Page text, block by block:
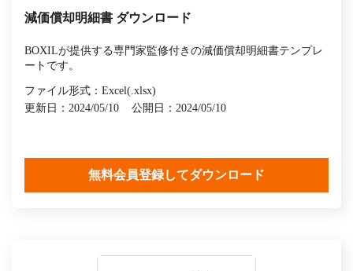
減価償却明細書 ダウンロード
BOXILが提供する専門家監修付きの減価償却明細書テンプレ
ートです。
ファイル形式：Excel(.xlsx)
更新日：2024/05/10
公開日：2024/05/10
無料会員登録してダウンロード